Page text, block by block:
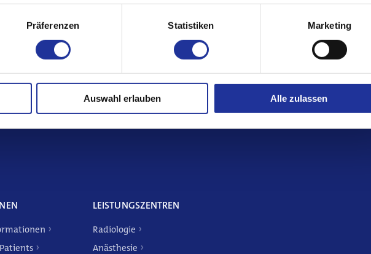
Präferenzen Statistiken Marketing
Auswahl erlauben Alle zulassen
in den Jahren davor – der sogenannten Perimenopause – beginnt sich das hormonelle Gleichgewicht schrittweise zu verändern.
und bleiben Sie auf dem Laufenden
LEISTUNGSZENTREN
Radiologie
Anästhesie